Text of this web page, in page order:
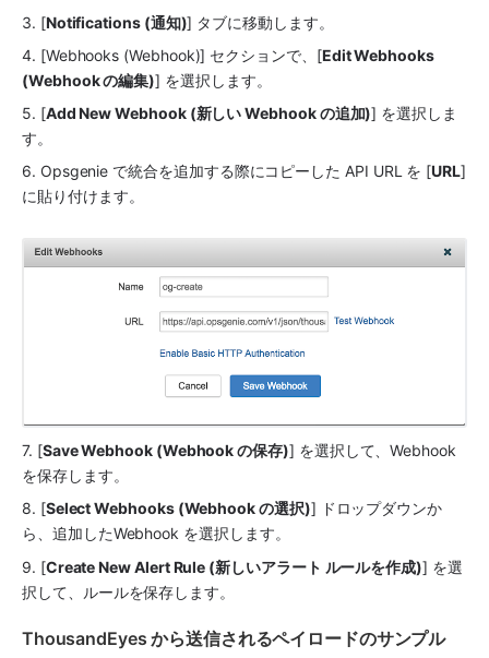
3. [Notifications (通知)] タブに移動します。
4. [Webhooks (Webhook)] セクションで、[Edit Webhooks
(Webhook の編集)] を選択します。
5. [Add New Webhook (新しい Webhook の追加)] を選択しま
す。
6. Opsgenie で統合を追加する際にコピーした API URL を [URL]
に貼り付けます。
7. [Save Webhook (Webhook の保存)] を選択して、Webhook
を保存します。
8. [Select Webhooks (Webhook の選択)] ドロップダウンか
ら、追加したWebhook を選択します。
9. [Create New Alert Rule (新しいアラート ルールを作成)] を選
択して、ルールを保存します。
ThousandEyes から送信されるペイロードのサンプル